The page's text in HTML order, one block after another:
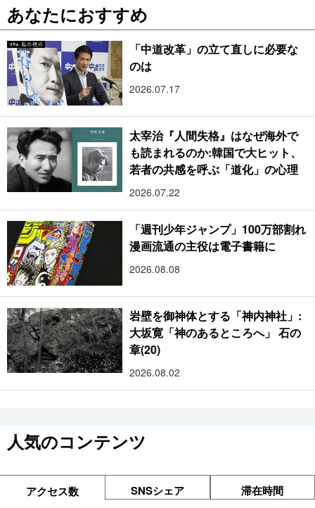
あなたにおすすめ
「中道改革」の立て直しに必要な
のは
2026.07.17
太宰治『人間失格』はなぜ海外で
も読まれるのか:韓国で大ヒット、
若者の共感を呼ぶ「道化」の心理
2026.07.22
「週刊少年ジャンプ」100万部割れ
漫画流通の主役は電子書籍に
2026.08.08
岩壁を御神体とする「神内神社」:
大坂寛「神のあるところへ」 石の
章(20)
2026.08.02
人気のコンテンツ
アクセス数 SNSシェア 滞在時間